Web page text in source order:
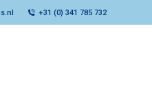
+31 (0) 341 785 732